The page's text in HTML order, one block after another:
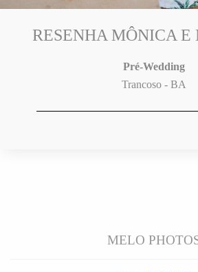
RESENHA MÔNICA E
Pré-Wedding
Trancoso - BA
MELO